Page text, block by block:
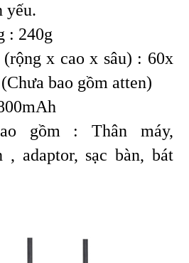
yếu.
: 240g
x cao x sâu) : 60x
bao gồm atten)
gồm : Thân máy,
, adaptor, sạc bàn, bát